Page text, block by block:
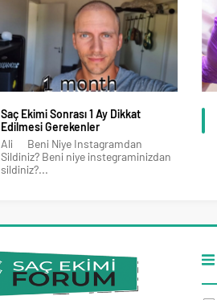
Saç Ekimi Sonrası 1 Ay Dikkat
Edilmesi Gerekenler
Ali Beni Niye Instagramdan
Sildiniz? Beni niye instegraminizdan
sildiniz?...